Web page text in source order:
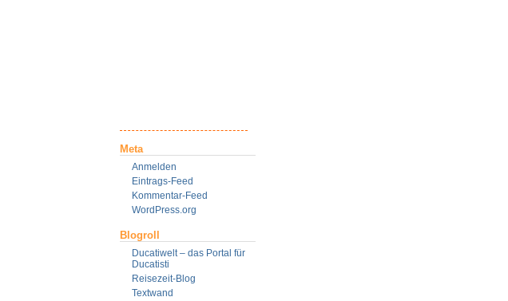
Meta
Anmelden
Eintrags-Feed
Kommentar-Feed
WordPress.org
Blogroll
Ducatiwelt – das Portal für
Ducatisti
Reisezeit-Blog
Textwand